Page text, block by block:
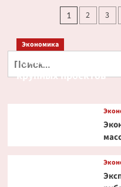
Finance
расширяет
инвесторов
в
записей
1 2 3
Экономика
Путин и Костин
крупных проектов